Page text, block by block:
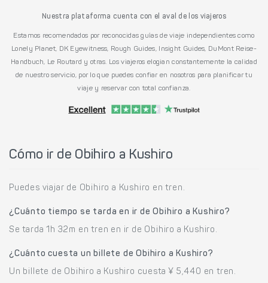
Nuestra plataforma cuenta con el aval de los viajeros
Estamos recomendados por reconocidas guías de viaje independientes como
Lonely Planet, DK Eyewitness, Rough Guides, Insight Guides, DuMont Reise-
Handbuch, Le Routard y otras. Los viajeros elogian constantemente la calidad
de nuestro servicio, por lo que puedes confiar en nosotros para planificar tu
viaje y reservar con total confianza.
Cómo ir de Obihiro a Kushiro
Puedes viajar de Obihiro a Kushiro en tren.
¿Cuánto tiempo se tarda en ir de Obihiro a Kushiro?
Se tarda 1h 32m en tren en ir de Obihiro a Kushiro.
¿Cuánto cuesta un billete de Obihiro a Kushiro?
Un billete de Obihiro a Kushiro cuesta ¥ 5,440 en tren.